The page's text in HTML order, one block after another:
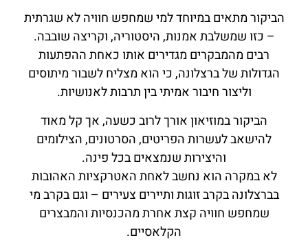
הביקור מתאים במיוחד למי שמחפש חוויה לא שגרתית
– כזו שמשלבת אמנות, היסטוריה, וקריצה שובבה.
רבים מהמבקרים מגדירים אותו כאחת ההפתעות
הגדולות של ברצלונה, כי הוא מצליח לשבור מיתוסים
וליצור חיבור אמיתי בין תרבות לאנושיות.
הביקור במוזיאון אורך לרוב כשעה, אך קל מאוד
להישאב לעשרות הפריטים, הסרטונים, הצילומים
והיצירות שנמצאים בכל פינה.
לא במקרה הוא נחשב לאחת האטרקציות האהובות
בברצלונה בקרב זוגות ותיירים צעירים – וגם בקרב מי
שמחפש חוויה קצת אחרת מהכנסיות והמבצרים
הקלאסיים.